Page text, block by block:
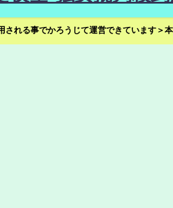
れる事でかろうじて運営できています＞